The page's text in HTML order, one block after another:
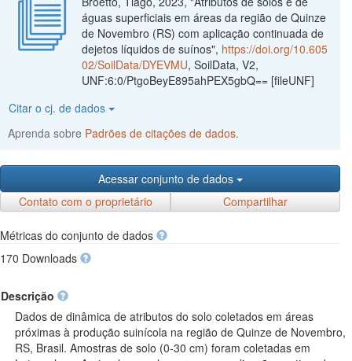
águas superficiais em áreas da região de Quinze
de Novembro (RS) com aplicação continuada de
dejetos líquidos de suínos", https://doi.org/10.605
02/SoilData/DYEVMU, SoilData, V2,
UNF:6:0/PtgoBeyE895ahPEX5gbQ== [fileUNF]
Citar o cj. de dados
Aprenda sobre Padrões de citações de dados.
Acessar conjunto de dados
Contato com o proprietário
Compartilhar
Métricas do conjunto de dados
170 Downloads
Descrição
Dados de dinâmica de atributos do solo coletados em áreas
próximas à produção suinícola na região de Quinze de Novembro,
RS, Brasil. Amostras de solo (0-30 cm) foram coletadas em